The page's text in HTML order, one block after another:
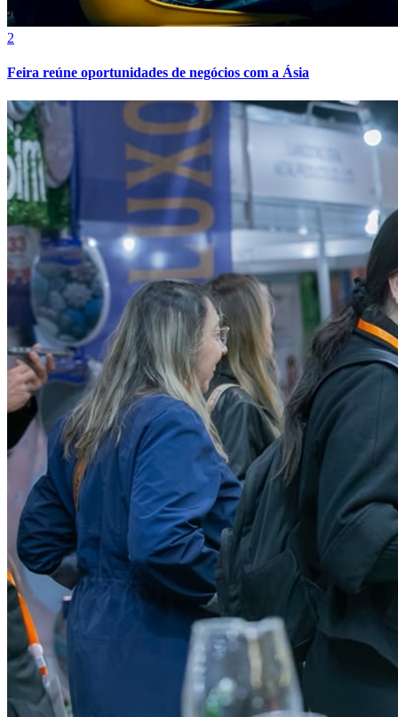
Botafogo
Grêmio
2
Feira reúne oportunidades de negócios com a Ásia